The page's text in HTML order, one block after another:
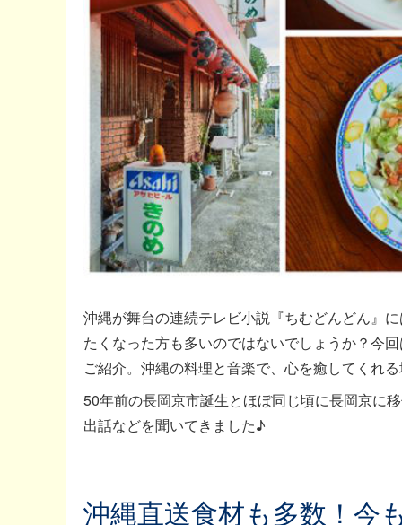
沖縄が舞台の連続テレビ小説『ちむどんどん』
たくなった方も多いのではないでしょうか？今
ご紹介。沖縄の料理と音楽で、心を癒してくれ
50年前の長岡京市誕生とほぼ同じ頃に長岡京に
出話などを聞いてきました♪
沖縄直送食材も多数！今